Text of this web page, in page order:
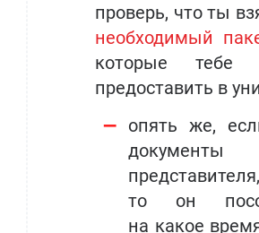
проверь, что ты
необходимый
которые тебе
предоставить в
опять же,
представителя,
то он
на какое